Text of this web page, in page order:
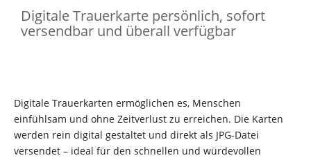
Digitale Trauerkarte persönlich, sofort
versendbar und überall verfügbar
Digitale Trauerkarten ermöglichen es, Menschen
einfühlsam und ohne Zeitverlust zu erreichen. Die Karten
werden rein digital gestaltet und direkt als JPG-Datei
versendet – ideal für den schnellen und würdevollen